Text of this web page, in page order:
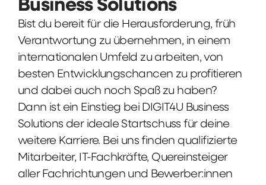
Business Solutions
Bist du bereit für die Herausforderung, früh
Verantwortung zu übernehmen, in einem
internationalen Umfeld zu arbeiten, von
besten Entwicklungschancen zu profitieren
und dabei auch noch Spaß zu haben?
Dann ist ein Einstieg bei DIGIT4U Business
Solutions der ideale Startschuss für deine
weitere Karriere. Bei uns finden qualifizierte
Mitarbeiter, IT-Fachkräfte, Quereinsteiger
aller Fachrichtungen und Bewerber:innen